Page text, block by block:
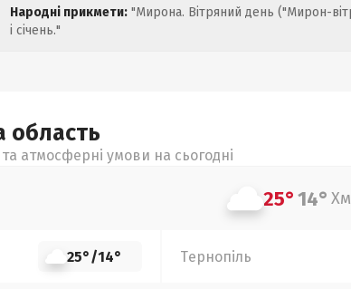
Народні прикмети: "Мирона. Вітряний день ("Мирон-
і січень."
область
атмосферні умови на сьогодні
25°14°
25°/14° Тернопіль